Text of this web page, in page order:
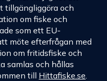
tillgängliggöra och
om fiske och
som ett EU-
möte efterfrågan med
om fritidsfiske och
samlas och hållas
till Hittafiske.se